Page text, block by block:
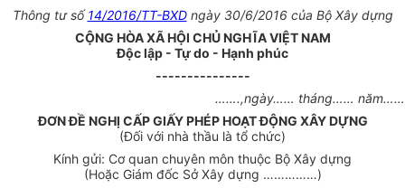
Thông tư số14/2016/TT-BXDngày 30/6/2016 của Bộ Xây dựng
CỘNG HÒA XÃ HỘI CHỦ NGHĨA VIỆT NAM
Độc lập - Tự do - Hạnh phúc
---------------
…….,ngày…… tháng…… năm……
ĐƠN ĐỀ NGHỊ CẤP GIẤY PHÉP HOẠT ĐỘNG XÂY DỰNG
(Đối với nhà thầu là tổ chức)
Kính gửi: Cơ quan chuyên môn thuộc Bộ Xây dựng
(Hoặc Giám đốc Sở Xây dựng ……………)